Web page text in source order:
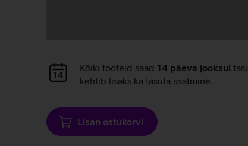
Andmete
laadimine
Kõiki tooteid saad 14 päeva jooksul
kehtib lisaks ka tasuta saatmine.
Lisan ostukorvi